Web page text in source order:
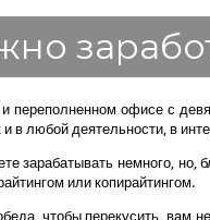
переполненном офисе с
в любой деятельности, в
зарабатывать немного,
или копирайтингом.
чтобы перекусить, вам